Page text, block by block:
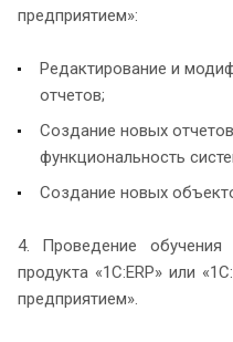
предприятием»:
Редактирование и
отчетов;
Создание новых
функциональность
Создание новых
4. Проведение обучения
продукта «1С:ERP» или
предприятием».